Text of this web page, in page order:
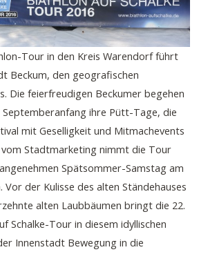
Tour in den Kreis Warendorf führt
Beckum, den geografischen
Die feierfreudigen Beckumer begehen
ihre Pütt-Tage, die
mit Geselligkeit und Mitmachevents
vom Stadtmarketing nimmt die Tour
Spätsommer-Samstag am
der Kulisse des alten Ständehauses
alten Laubbäumen bringt die 22.
Schalke-Tour in diesem idyllischen
Innenstadt Bewegung in die